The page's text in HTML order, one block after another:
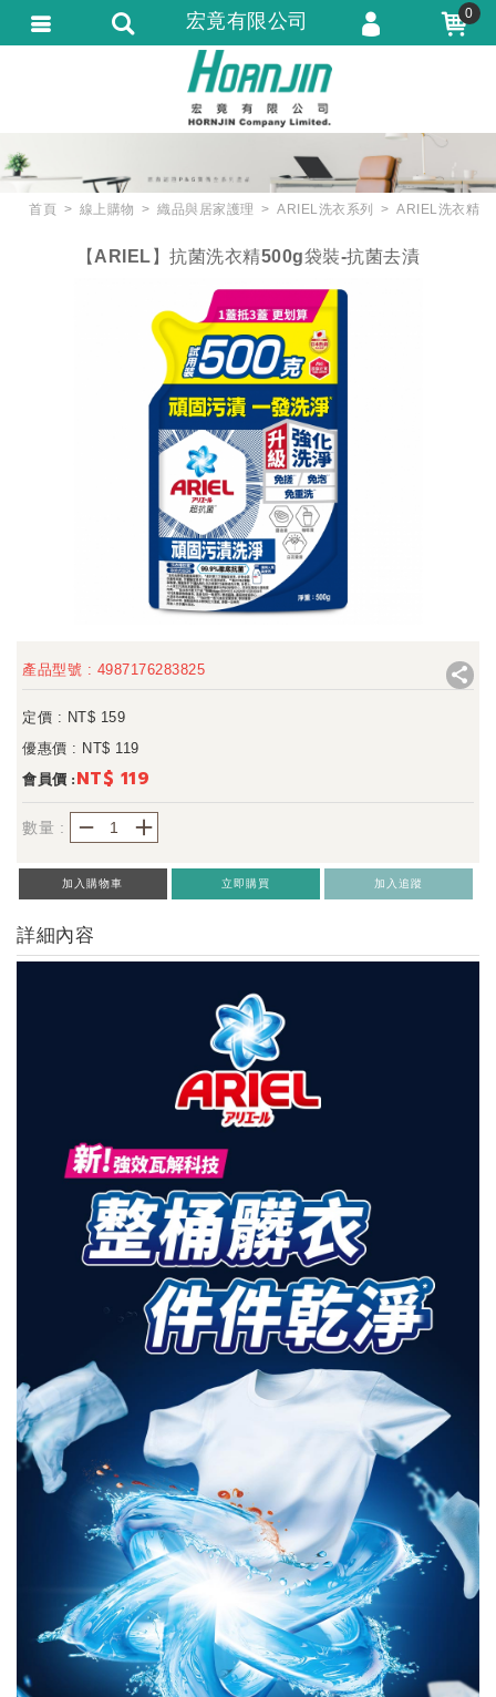
首頁 線上購物 織品與居家護理 ARIEL洗衣系列 ARIEL洗衣精
【ARIEL】抗菌洗衣精500g袋裝-抗菌去漬
產品型號 : 4987176283825
定價 : NT$ 159
優惠價 : NT$ 119
會員價 : NT$ 119
數量 : ＋
－
加入購物車 立即購買 加入追蹤
詳細內容
宏竟有限公司 0
會員登入
會員註冊
訂單查詢